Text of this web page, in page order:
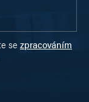
se zpracováním